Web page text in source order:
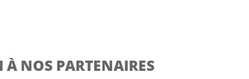
À NOS PARTENAIRES